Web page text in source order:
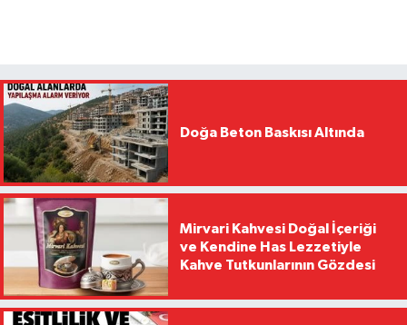
Doğa Beton Baskısı Altında
Mirvari Kahvesi Doğal İçeriği
ve Kendine Has Lezzetiyle
Kahve Tutkunlarının Gözdesi